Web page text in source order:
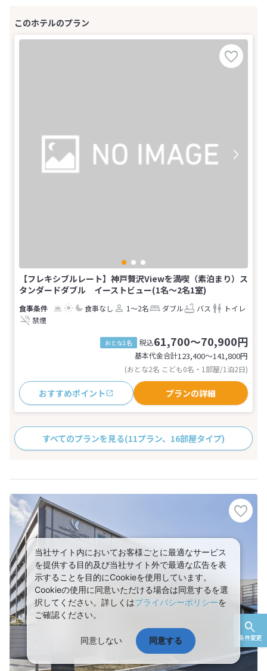
条件変更
【フレキシブルレート】神戸贅沢Viewを満喫（素泊まり）ス
タンダードダブル イーストビュー(1名～2名1室)
食事なし 1～2名 ダブル バス
トイレ
禁煙
おとな1名 税込61,700～70,900円
基本代金合計123,400〜141,800円
(おとな2名 こども0名・1部屋/1泊2日)
おすすめポイント プランの詳細
すべてのプランを見る(11プラン、16部屋タイプ)
当社サイト内においてお客様ごとに最適なサービス
を提供する目的及び当社サイト外で最適な広告を表
示することを目的にCookieを使用しています。
Cookieの使用に同意いただける場合は同意するを選
択してください。詳しくはプライバシーポリシーを
ご確認ください。
同意しない 同意する